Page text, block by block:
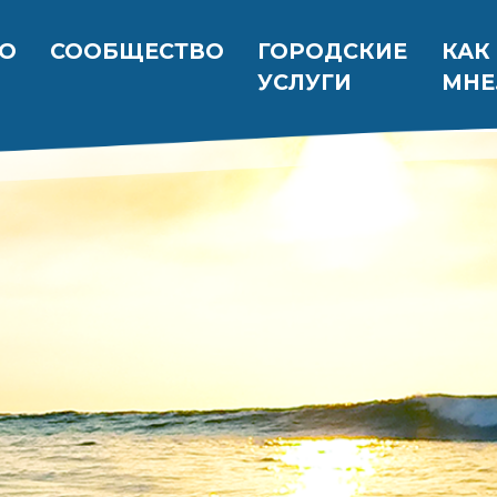
СООБЩЕСТВО
ГОРОДСКИЕ
УСЛУГИ
КАК